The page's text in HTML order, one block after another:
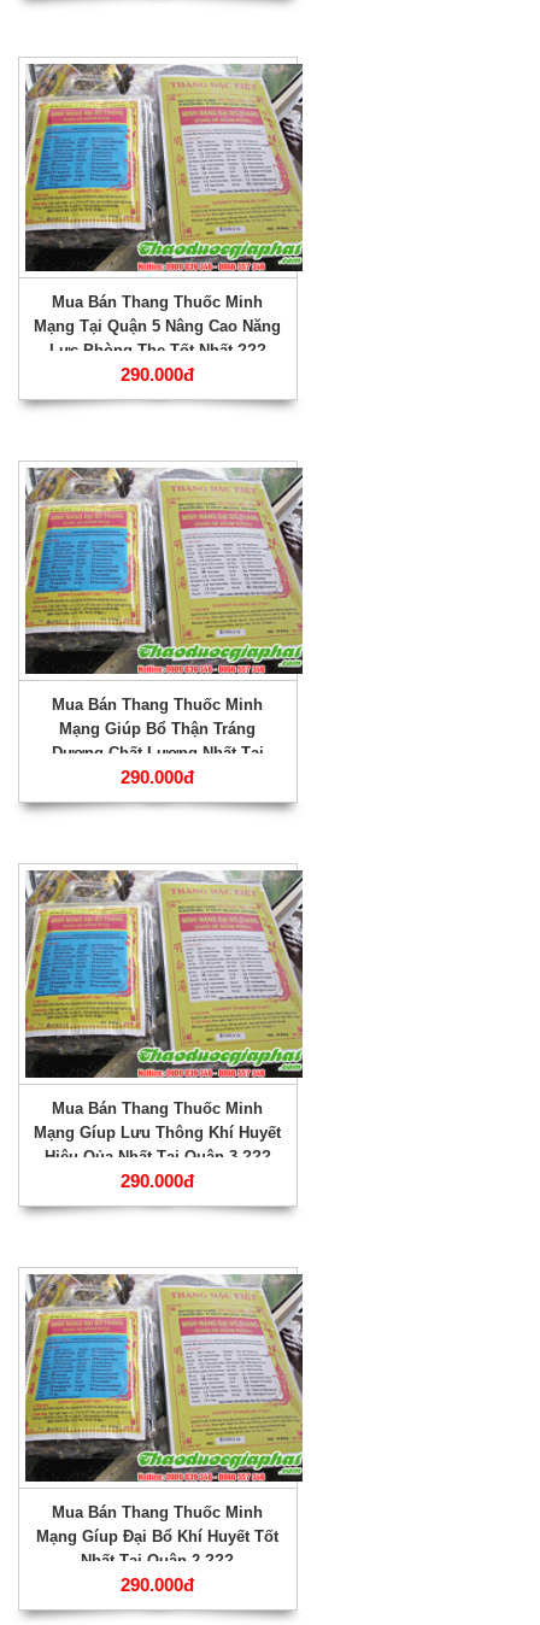
Mua Bán Thang Thuốc Minh
Mạng Tại Quận 5 Nâng Cao Năng
Lực Phòng The Tốt Nhất ???
290.000đ
Mua Bán Thang Thuốc Minh
Mạng Giúp Bổ Thận Tráng
Dương Chất Lượng Nhất Tại
Quận 4 ???
290.000đ
Mua Bán Thang Thuốc Minh
Mạng Gíup Lưu Thông Khí Huyết
Hiệu Qủa Nhất Tại Quận 3 ???
290.000đ
Mua Bán Thang Thuốc Minh
Mạng Gíup Đại Bổ Khí Huyết Tốt
Nhất Tại Quận 2 ???
290.000đ